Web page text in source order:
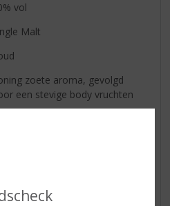
vol
Malt
zoete aroma, gevolgd
een stevige body vruchten
Cardhu puur of met ijs of